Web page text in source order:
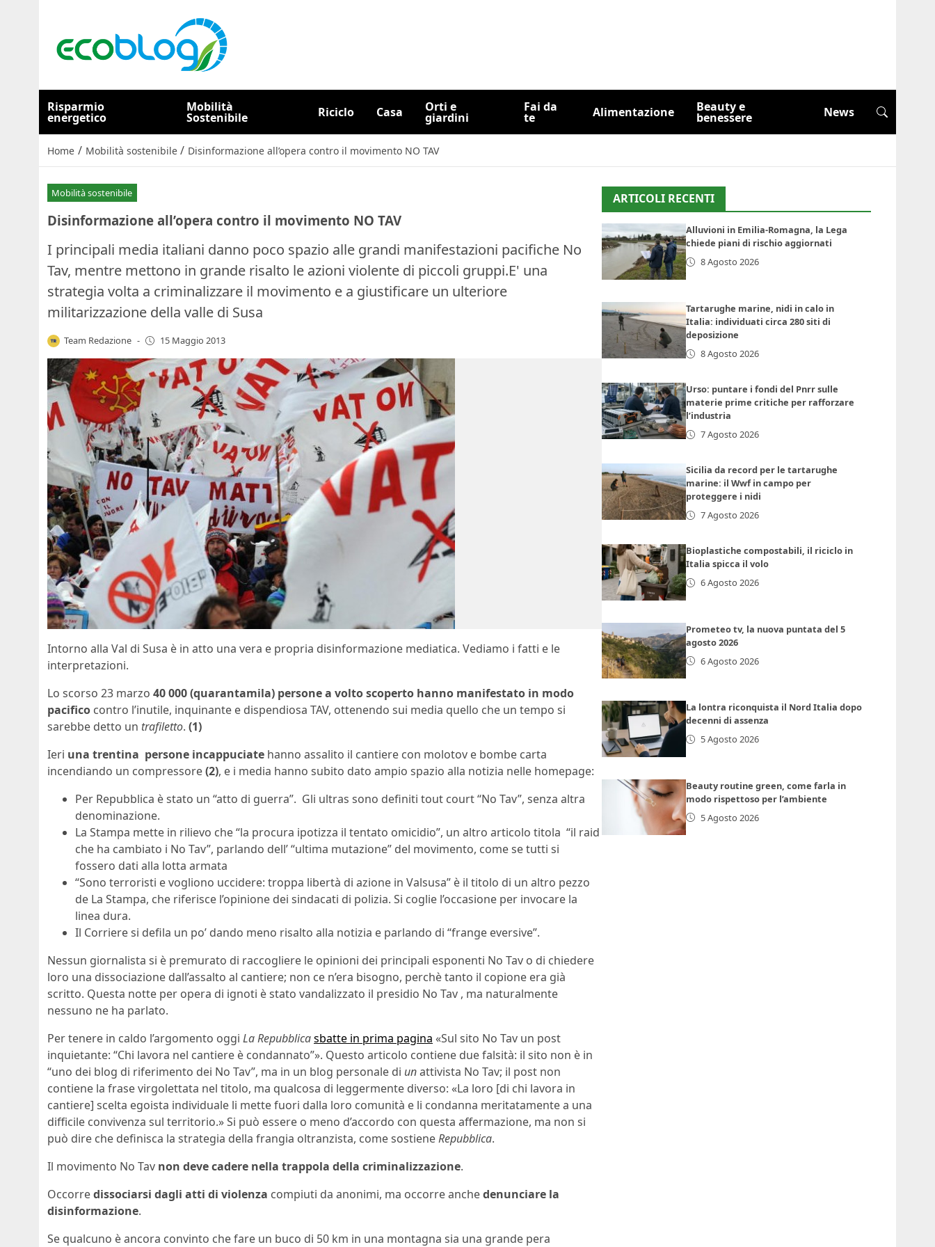
Risparmio
energetico
Mobilità
Sostenibile Riciclo Casa Orti e
giardini
Fai da
te Alimentazione Beauty e
benessere News
Home / Mobilità sostenibile / Disinformazione all’opera contro il movimento NO TAV
Mobilità sostenibile
Disinformazione all’opera contro il movimento NO TAV
I principali media italiani danno poco spazio alle grandi manifestazioni pacifiche No
Tav, mentre mettono in grande risalto le azioni violente di piccoli gruppi.E' una
strategia volta a criminalizzare il movimento e a giustificare un ulteriore
militarizzazione della valle di Susa
Team Redazione - 15 Maggio 2013
Intorno alla Val di Susa è in atto una vera e propria disinformazione mediatica. Vediamo i fatti e le
interpretazioni.
Lo scorso 23 marzo 40 000 (quarantamila) persone a volto scoperto hanno manifestato in modo
pacifico contro l’inutile, inquinante e dispendiosa TAV, ottenendo sui media quello che un tempo si
sarebbe detto un trafiletto. (1)
Ieri una trentina persone incappuciate hanno assalito il cantiere con molotov e bombe carta
incendiando un compressore(2), e i media hanno subito dato ampio spazio alla notizia nelle homepage:
Per Repubblica è stato un “atto di guerra”. Gli ultras sono definiti tout court “No Tav”, senza altra
denominazione.
La Stampa mette in rilievo che “la procura ipotizza il tentato omicidio”, un altro articolo titola “il raid
che ha cambiato i No Tav”, parlando dell’ “ultima mutazione” del movimento, come se tutti si
fossero dati alla lotta armata
“Sono terroristi e vogliono uccidere: troppa libertà di azione in Valsusa” è il titolo di un altro pezzo
de La Stampa, che riferisce l’opinione dei sindacati di polizia. Si coglie l’occasione per invocare la
linea dura.
Il Corriere si defila un po’ dando meno risalto alla notizia e parlando di “frange eversive”.
Nessun giornalista si è premurato di raccogliere le opinioni dei principali esponenti No Tav o di chiedere
loro una dissociazione dall’assalto al cantiere; non ce n’era bisogno, perchè tanto il copione era già
scritto. Questa notte per opera di ignoti è stato vandalizzato il presidio No Tav , ma naturalmente
nessuno ne ha parlato.
Per tenere in caldo l’argomento oggi La Repubblicasbatte in prima pagina «Sul sito No Tav un post
inquietante: “Chi lavora nel cantiere è condannato”». Questo articolo contiene due falsità: il sito non è in
“uno dei blog di riferimento dei No Tav”, ma in un blog personale di unattivista No Tav; il post non
contiene la frase virgolettata nel titolo, ma qualcosa di leggermente diverso: «La loro [di chi lavora in
cantiere] scelta egoista individuale li mette fuori dalla loro comunità e li condanna meritatamente a una
difficile convivenza sul territorio.» Si può essere o meno d’accordo con questa affermazione, ma non si
può dire che definisca la strategia della frangia oltranzista, come sostieneRepubblica.
Il movimento No Tav non deve cadere nella trappola della criminalizzazione.
Occorredissociarsi dagli atti di violenza compiuti da anonimi, ma occorre anchedenunciare la
disinformazione.
Se qualcuno è ancora convinto che fare un buco di 50 km in una montagna sia una grande pera
ARTICOLI RECENTI
Alluvioni in Emilia-Romagna, la Lega
chiede piani di rischio aggiornati
8 Agosto 2026
Tartarughe marine, nidi in calo in
Italia: individuati circa 280 siti di
deposizione
8 Agosto 2026
Urso: puntare i fondi del Pnrr sulle
materie prime critiche per rafforzare
l’industria
7 Agosto 2026
Sicilia da record per le tartarughe
marine: il Wwf in campo per
proteggere i nidi
7 Agosto 2026
Bioplastiche compostabili, il riciclo in
Italia spicca il volo
6 Agosto 2026
Prometeo tv, la nuova puntata del 5
agosto 2026
6 Agosto 2026
La lontra riconquista il Nord Italia dopo
decenni di assenza
5 Agosto 2026
Beauty routine green, come farla in
modo rispettoso per l’ambiente
5 Agosto 2026